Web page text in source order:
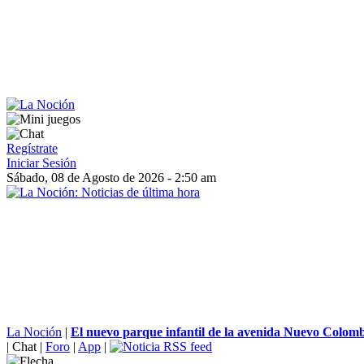
Regístrate
Iniciar Sesión
Sábado, 08 de Agosto de 2026 - 2:50 am
La Noción | El nuevo parque infantil de la avenida Nuevo
| Chat | Foro | App |